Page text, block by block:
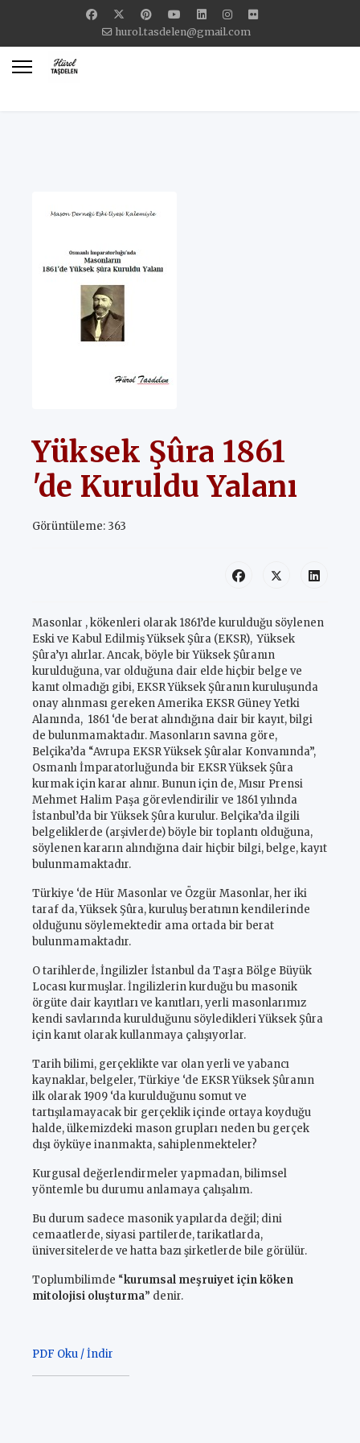
hurol.tasdelen@gmail.com
Yüksek Şûra 1861
'de Kuruldu Yalanı
Görüntüleme: 363
Masonlar , kökenleri olarak 1861’de kurulduğu söylenen
Eski ve Kabul Edilmiş Yüksek Şûra (EKSR), Yüksek
Şûra’yı alırlar. Ancak, böyle bir Yüksek Şûranın
kurulduğuna, var olduğuna dair elde hiçbir belge ve
kanıt olmadığı gibi, EKSR Yüksek Şûranın kuruluşunda
onay alınması gereken Amerika EKSR Güney Yetki
Alanında, 1861 ‘de berat alındığına dair bir kayıt, bilgi
de bulunmamaktadır. Masonların savına göre,
Belçika’da “Avrupa EKSR Yüksek Şûralar Konvanında”,
Osmanlı İmparatorluğunda bir EKSR Yüksek Şûra
kurmak için karar alınır. Bunun için de, Mısır Prensi
Mehmet Halim Paşa görevlendirilir ve 1861 yılında
İstanbul’da bir Yüksek Şûra kurulur. Belçika’da ilgili
belgeliklerde (arşivlerde) böyle bir toplantı olduğuna,
söylenen kararın alındığına dair hiçbir bilgi, belge, kayıt
bulunmamaktadır.
Türkiye ‘de Hür Masonlar ve Özgür Masonlar, her iki
taraf da, Yüksek Şûra, kuruluş beratının kendilerinde
olduğunu söylemektedir ama ortada bir berat
bulunmamaktadır.
O tarihlerde, İngilizler İstanbul da Taşra Bölge Büyük
Locası kurmuşlar. İngilizlerin kurduğu bu masonik
örgüte dair kayıtları ve kanıtları, yerli masonlarımız
kendi savlarında kurulduğunu söyledikleri Yüksek Şûra
için kanıt olarak kullanmaya çalışıyorlar.
Tarih bilimi, gerçeklikte var olan yerli ve yabancı
kaynaklar, belgeler, Türkiye ‘de EKSR Yüksek Şûranın
ilk olarak 1909 ‘da kurulduğunu somut ve
tartışılamayacak bir gerçeklik içinde ortaya koyduğu
halde, ülkemizdeki mason grupları neden bu gerçek
dışı öyküye inanmakta, sahiplenmekteler?
Kurgusal değerlendirmeler yapmadan, bilimsel
yöntemle bu durumu anlamaya çalışalım.
Bu durum sadece masonik yapılarda değil; dini
cemaatlerde, siyasi partilerde, tarikatlarda,
üniversitelerde ve hatta bazı şirketlerde bile görülür.
Toplumbilimde “kurumsal meşruiyet için köken
mitolojisi oluşturma” denir.
PDF Oku / İndir